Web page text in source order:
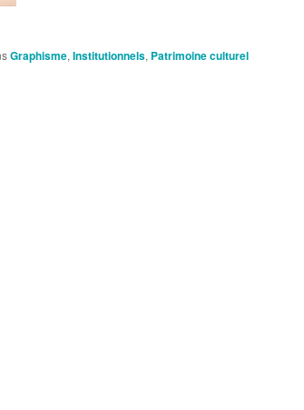
Graphisme, Institutionnels, Patrimoine culturel